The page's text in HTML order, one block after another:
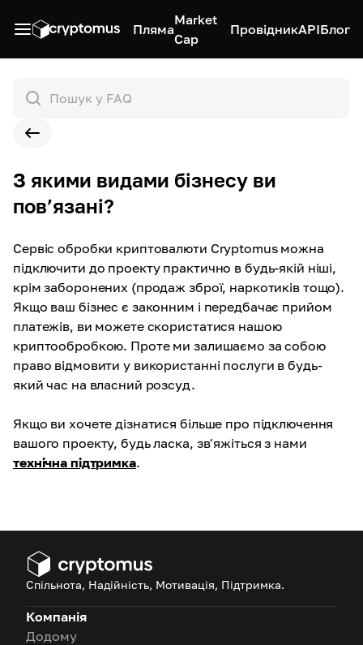
Пляма
Market
Cap
ПровідникAPIБлог
З якими видами бізнесу ви
пов’язані?
Сервіс обробки криптовалюти Cryptomus можна
підключити до проекту практично в будь-якій ніші,
крім заборонених (продаж зброї, наркотиків тощо).
Якщо ваш бізнес є законним і передбачає прийом
платежів, ви можете скористатися нашою
криптообробкою. Проте ми залишаємо за собою
право відмовити у використанні послуги в будь-
який час на власний розсуд.
Якщо ви хочете дізнатися більше про підключення
вашого проекту, будь ласка, зв'яжіться з нами
технічна підтримка.
Спільнота, Надійність, Мотивація, Підтримка.
Компанія
Додому